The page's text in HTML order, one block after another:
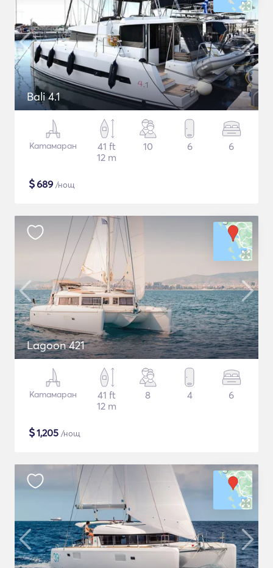
Bali 4.1
Катамаран
41 ft
12 m
10 6 6
$689 /нощ
Lagoon 421
Катамаран
41 ft
12 m
8 4 6
$1,205 /нощ